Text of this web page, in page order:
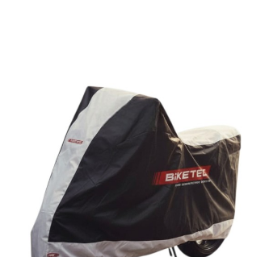
DO KOSZYKA